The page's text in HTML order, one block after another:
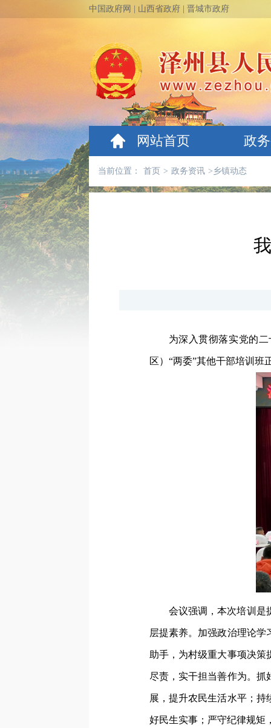
中国政府网 山西省政府 晋城市政府
网站首页 政
当前位置： 首页 > 政务资讯 > 乡镇动态
为深入贯彻落实党的
区）“两委”其他干部培训班
会议强调，本次培训是
层提素养。加强政治理论
助手，为村级重大事项决
尽责，实干担当善作为。抓
展，提升农民生活水平；
好民生实事；严守纪律规矩